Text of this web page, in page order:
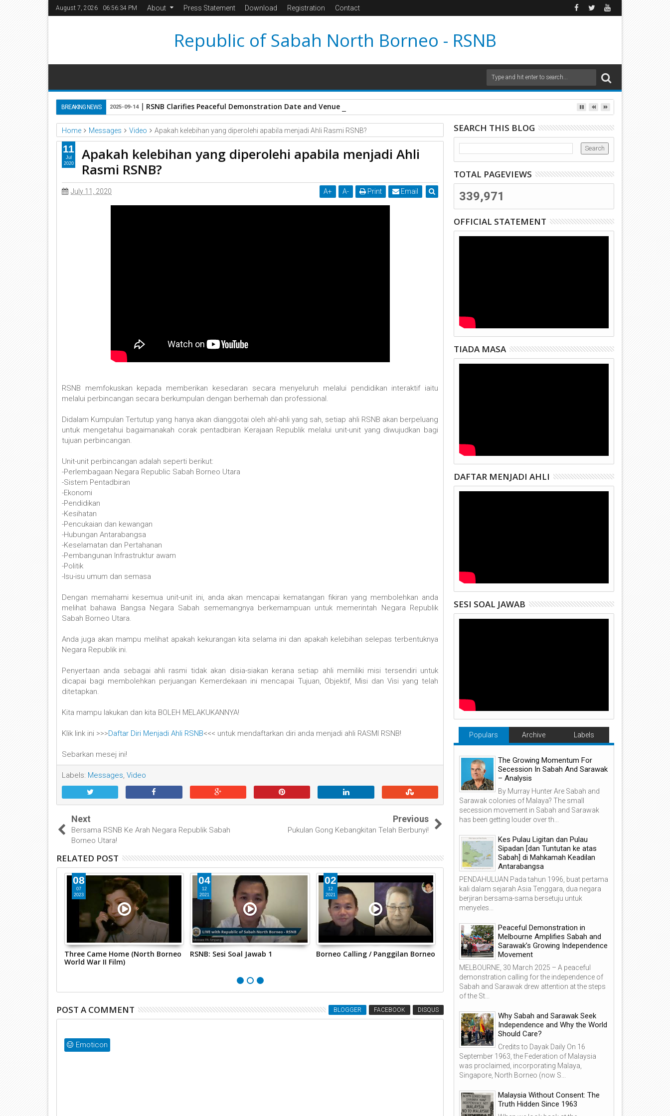
August 7, 2026 06:56:34 PM About Press Statement Download Registration Contact
Republic of Sabah North Borneo - RSNB
BREAKING NEWS RSNB Clarifies Peaceful Demonstration Date and Venue After 9News Coverage
2025-09-14
Home Messages Video Apakah kelebihan yang diperolehi apabila menjadi Ahli Rasmi RSNB?
Apakah kelebihan yang diperolehi apabila menjadi Ahli
Rasmi RSNB?
July 11, 2020 A+ A- Print Email
RSNB memfokuskan kepada memberikan kesedaran secara menyeluruh melalui pendidikan interaktif iaitu
melalui perbincangan secara berkumpulan dengan berhemah dan professional.
Didalam Kumpulan Tertutup yang hanya akan dianggotai oleh ahl-ahli yang sah, setiap ahli RSNB akan berpeluang
untuk mengetahui bagaimanakah corak pentadbiran Kerajaan Republik melalui unit-unit yang diwujudkan bagi
tujuan perbincangan.
Unit-unit perbincangan adalah seperti berikut:
-Perlembagaan Negara Republic Sabah Borneo Utara
-Sistem Pentadbiran
-Ekonomi
-Pendidikan
-Kesihatan
-Pencukaian dan kewangan
-Hubungan Antarabangsa
-Keselamatan dan Pertahanan
-Pembangunan Infrastruktur awam
-Politik
-Isu-isu umum dan semasa
Dengan memahami kesemua unit-unit ini, anda akan mencapai kematangan fikiran yang membolehkan anda
melihat bahawa Bangsa Negara Sabah sememangnya berkemampuan untuk memerintah Negara Republik
Sabah Borneo Utara.
Anda juga akan mampu melihat apakah kekurangan kita selama ini dan apakah kelebihan selepas terbentuknya
Negara Republik ini.
Penyertaan anda sebagai ahli rasmi tidak akan disia-siakan kerana setiap ahli memiliki misi tersendiri untuk
dicapai bagi membolehkan perjuangan Kemerdekaan ini mencapai Tujuan, Objektif, Misi dan Visi yang telah
ditetapkan.
Kita mampu lakukan dan kita BOLEH MELAKUKANNYA!
Klik link ini >>>Daftar Diri Menjadi Ahli RSNB<<< untuk mendaftarkan diri anda menjadi ahli RASMI RSNB!
Sebarkan mesej ini!
Labels: Messages, Video
11
Jul
2020
Next
Bersama RSNB Ke Arah Negara Republik Sabah
Borneo Utara!
Previous
Pukulan Gong Kebangkitan Telah Berbunyi!
RELATED POST
08
07
2023
Three Came Home (North Borneo
World War II Film)
04
12
2021
RSNB: Sesi Soal Jawab 1
02
12
2021
Borneo Calling / Panggilan Borneo
19
2025
malaysia Tanpa Mandat:
Kebenaran yang Disembunyikan
Sejak 1963
18
04
2025
POST A COMMENT BLOGGER FACEBOOK DISQUS
Emoticon
SEARCH THIS BLOG
TOTAL PAGEVIEWS
339,971
OFFICIAL STATEMENT
TIADA MASA
DAFTAR MENJADI AHLI
SESI SOAL JAWAB
Populars Archive Labels
The Growing Momentum For
Secession In Sabah And Sarawak
– Analysis
By Murray Hunter Are Sabah and
Sarawak colonies of Malaya? The small
secession movement in Sabah and Sarawak
has been getting louder over th...
Kes Pulau Ligitan dan Pulau
Sipadan [dan Tuntutan ke atas
Sabah] di Mahkamah Keadilan
Antarabangsa
PENDAHULUAN Pada tahun 1996, buat pertama
kali dalam sejarah Asia Tenggara, dua negara
berjiran bersama-sama bersetuju untuk
menyeles...
Peaceful Demonstration in
Melbourne Amplifies Sabah and
Sarawak’s Growing Independence
Movement
MELBOURNE, 30 March 2025 – A peaceful
demonstration calling for the independence of
Sabah and Sarawak drew attention at the steps
of the St...
Why Sabah and Sarawak Seek
Independence and Why the World
Should Care?
Credits to Dayak Daily On 16
September 1963, the Federation of Malaysia
was proclaimed, incorporating Malaya,
Singapore, North Borneo (now S...
Malaysia Without Consent: The
Truth Hidden Since 1963